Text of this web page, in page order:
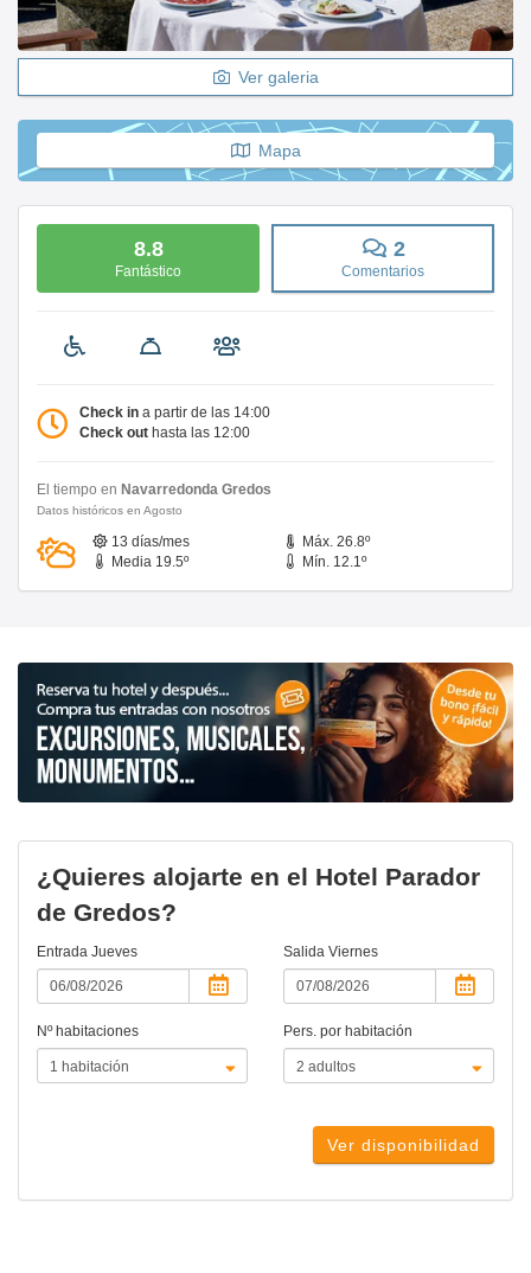
Ver galeria
Mapa
8.8
Fantástico
2
Comentarios
Check in a partir de las 14:00
Check out hasta las 12:00
El tiempo en Navarredonda Gredos
Datos históricos en Agosto
13 días/mes
Máx. 26.8º
Media 19.5º
Mín. 12.1º
¿Quieres alojarte en el Hotel Parador
de Gredos?
Entrada Jueves Salida Viernes
Nº habitaciones Pers. por habitación
Ver disponibilidad